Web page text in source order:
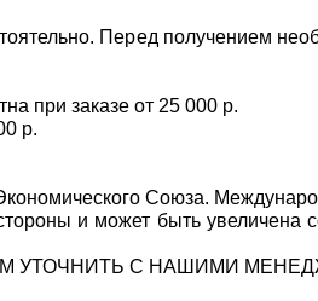
Перед получением
при заказе от 25 000 р.
р.
Союза.
и может быть
УТОЧНИТЬ С НАШИМИ